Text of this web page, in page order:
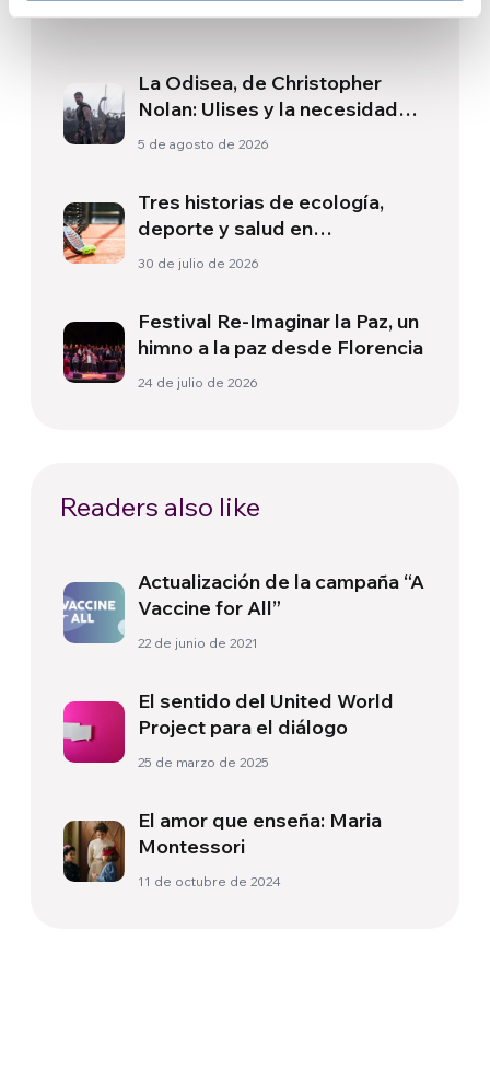
Related News
La Odisea, de Christopher
Nolan: Ulises y la necesidad
de un nuevo amanecer
5 de agosto de 2026
Tres historias de ecología,
deporte y salud en
Sudamérica
30 de julio de 2026
Festival Re-Imaginar la Paz, un
himno a la paz desde Florencia
24 de julio de 2026
Readers also like
Actualización de la campaña “A
Vaccine for All”
22 de junio de 2021
El sentido del United World
Project para el diálogo
25 de marzo de 2025
El amor que enseña: Maria
Montessori
11 de octubre de 2024